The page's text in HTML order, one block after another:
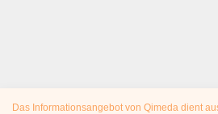
Das Informationsangebot von Qimeda dient